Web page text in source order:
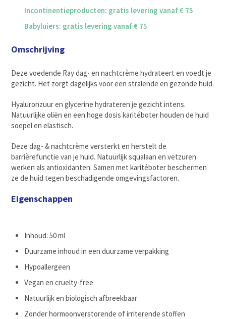
Incontinentieproducten: gratis levering vanaf € 75
Babyluiers: gratis levering vanaf € 75
Omschrijving
Deze voedende Ray dag- en nachtcrème hydrateert en voedt je
gezicht. Het zorgt dagelijks voor een stralende en gezonde huid.
Hyaluronzuur en glycerine hydrateren je gezicht intens.
Natuurlijke oliën en een hoge dosis karitéboter houden de huid
soepel en elastisch.
Deze dag- & nachtcrème versterkt en herstelt de
barrièrefunctie van je huid. Natuurlijk squalaan en vetzuren
werken als antioxidanten. Samen met karitéboter beschermen
ze de huid tegen beschadigende omgevingsfactoren.
Eigenschappen
Inhoud: 50 ml
Duurzame inhoud in een duurzame verpakking
Hypoallergeen
Vegan en cruelty-free
Natuurlijk en biologisch afbreekbaar
Zonder hormoonverstorende of irriterende stoffen